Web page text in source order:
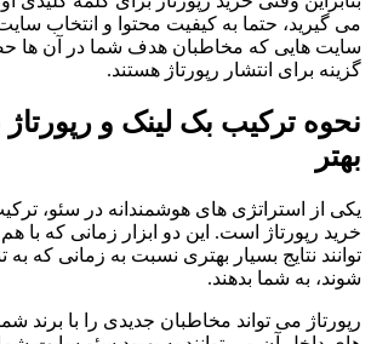
می گیرید، حتما به کیفیت محتوا و انتخاب
سایت هایی که مخاطبان هدف شما در آن ها
گزینه برای انتشار رپورتاژ هستند.
نحوه ترکیب بک لینک و رپورتاژ
بهتر
یکی از استراتژی های هوشمندانه در سئو،
خرید رپورتاژ است. این دو ابزار زمانی که با
توانند نتایج بسیار بهتری نسبت به زمانی که به
شوند، به شما بدهند.
رپورتاژ می تواند مخاطبان جدیدی را با برند